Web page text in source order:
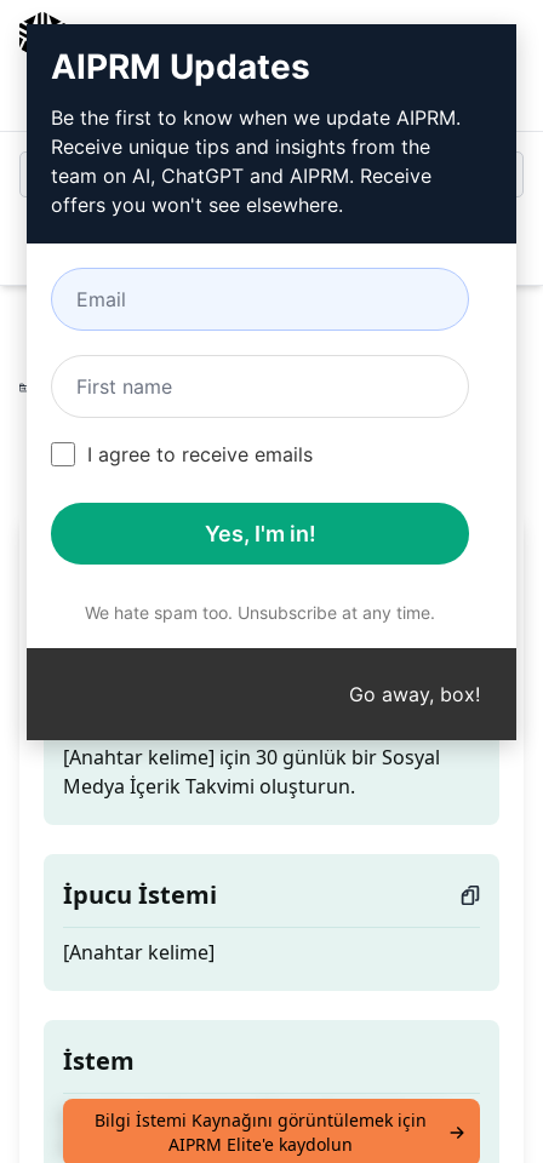
Giriş
Home / Yapay Zeka İpuçları /
Prompts / Sosyal Medya Uzmanı İçerik Kutusu
PromptJGBFrischeKick
June 13, 2023
369
0 211
Sosyal Medya Uzmanı
İçerik Kutusu
[Anahtar kelime] için 30 günlük bir Sosyal
Medya İçerik Takvimi oluşturun.
İpucu İstemi
[Anahtar kelime]
İstem
[Anahtar kelime] için 30 günlük bir Sosyal
Medya İçerik Takvimi oluşturun.
Bilgi İstemi Kaynağını görüntülemek için
AIPRM Elite'e kaydolun
AIPRM Updates
Be the first to know when we update AIPRM.
Receive unique tips and insights from the
team on AI, ChatGPT and AIPRM. Receive
offers you won't see elsewhere.
I agree to receive emails
Yes, I'm in!
We hate spam too. Unsubscribe at any time.
Go away, box!